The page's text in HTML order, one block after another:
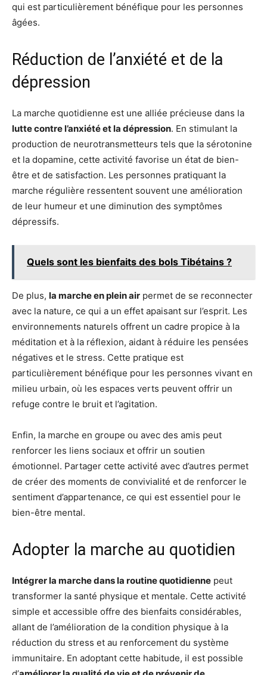
qui est particulièrement bénéfique pour les personnes
âgées.
Réduction de l’anxiété et de la
dépression
La marche quotidienne est une alliée précieuse dans la
lutte contre l’anxiété et la dépression. En stimulant la
production de neurotransmetteurs tels que la sérotonine
et la dopamine, cette activité favorise un état de bien-
être et de satisfaction. Les personnes pratiquant la
marche régulière ressentent souvent une amélioration
de leur humeur et une diminution des symptômes
dépressifs.
Quels sont les bienfaits des bols Tibétains ?
De plus, la marche en plein air permet de se reconnecter
avec la nature, ce qui a un effet apaisant sur l’esprit. Les
environnements naturels offrent un cadre propice à la
méditation et à la réflexion, aidant à réduire les pensées
négatives et le stress. Cette pratique est
particulièrement bénéfique pour les personnes vivant en
milieu urbain, où les espaces verts peuvent offrir un
refuge contre le bruit et l’agitation.
Enfin, la marche en groupe ou avec des amis peut
renforcer les liens sociaux et offrir un soutien
émotionnel. Partager cette activité avec d’autres permet
de créer des moments de convivialité et de renforcer le
sentiment d’appartenance, ce qui est essentiel pour le
bien-être mental.
Adopter la marche au quotidien
Intégrer la marche dans la routine quotidienne peut
transformer la santé physique et mentale. Cette activité
simple et accessible offre des bienfaits considérables,
allant de l’amélioration de la condition physique à la
réduction du stress et au renforcement du système
immunitaire. En adoptant cette habitude, il est possible